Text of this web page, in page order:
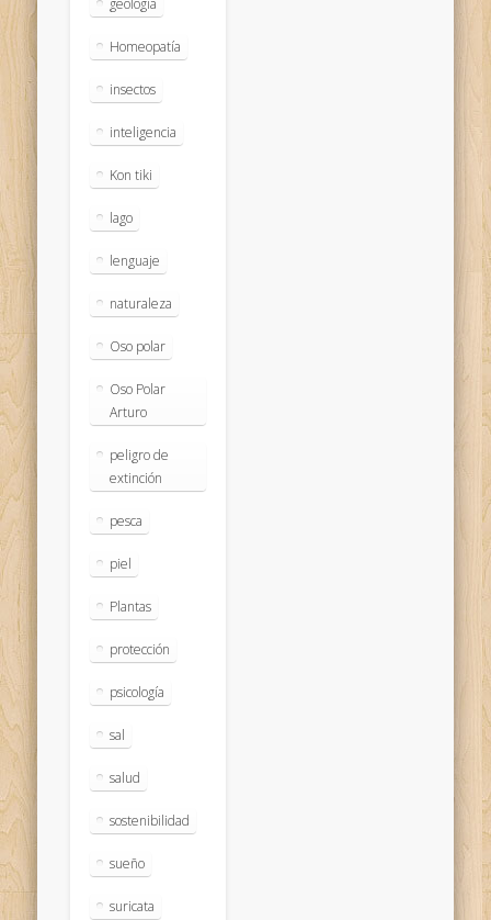
geologia
Homeopatía
insectos
inteligencia
Kon tiki
lago
lenguaje
naturaleza
Oso polar
Oso Polar
Arturo
peligro de
extinción
pesca
piel
Plantas
protección
psicología
sal
salud
sostenibilidad
sueño
suricata